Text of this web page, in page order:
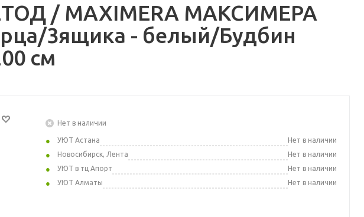
/ MAXIMERA МАКСИМЕРА
3ящика - белый/Будбин
см
Нет в наличии
УЮТ Астана
Нет в наличии
Новосибирск, Лента
Нет в наличии
УЮТ в тц Апорт
Нет в наличии
УЮТ Алматы
Нет в наличии